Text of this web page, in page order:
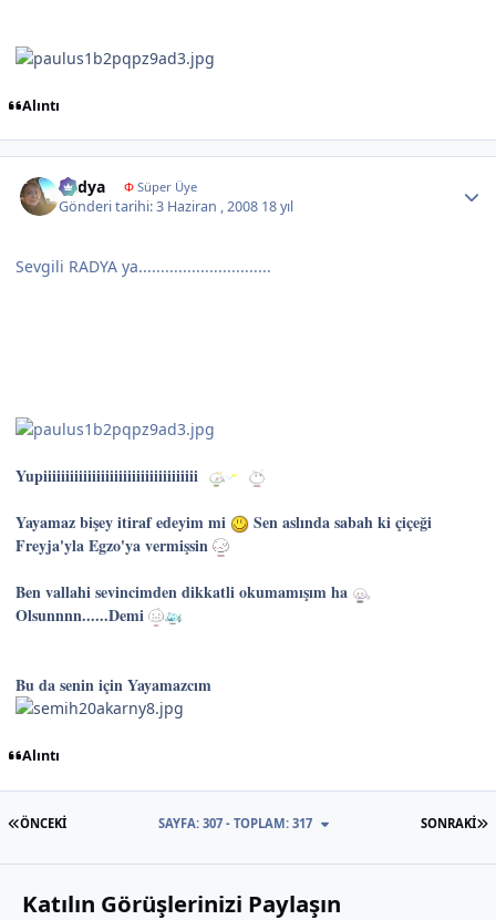
Alıntı
Radya ΦSüper Üye
Gönderi tarihi:3 Haziran , 2008 18 yıl
Sevgili RADYA ya..............................
Yupiiiiiiiiiiiiiiiiiiiiiiiiiiiiiiiiiii
Yayamaz bişey itiraf edeyim mi
Sen aslında sabah ki çiçeği
Freyja'yla Egzo'ya vermişsin
Ben vallahi sevincimden dikkatli okumamışım ha
Olsunnnn......Demi
Bu da senin için Yayamazcım
Alıntı
İLK SAYFA
ÖNCEKI SONRAKI
SAYFA: 307 - TOPLAM: 317
Katılın Görüşlerinizi Paylaşın